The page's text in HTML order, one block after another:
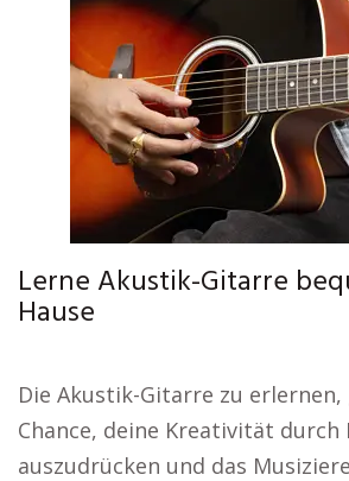
Lerne Akustik-Gitarre
Hause
Die Akustik-Gitarre zu
Chance, deine Kreativität durch
auszudrücken und das